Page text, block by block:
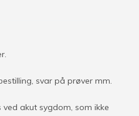
svar på prøver mm.
ved akut sygdom, som ikke